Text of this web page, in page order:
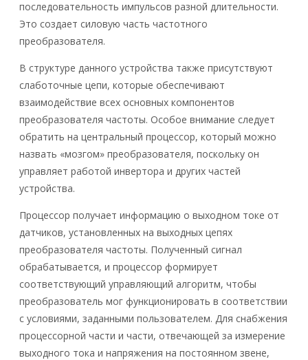
последовательность импульсов разной длительности.
Это создает силовую часть частотного
преобразователя.
В структуре данного устройства также присутствуют
слаботочные цепи, которые обеспечивают
взаимодействие всех основных компонентов
преобразователя частоты. Особое внимание следует
обратить на центральный процессор, который можно
назвать «мозгом» преобразователя, поскольку он
управляет работой инвертора и других частей
устройства.
Процессор получает информацию о выходном токе от
датчиков, установленных на выходных цепях
преобразователя частоты. Полученный сигнал
обрабатывается, и процессор формирует
соответствующий управляющий алгоритм, чтобы
преобразователь мог функционировать в соответствии
с условиями, заданными пользователем. Для снабжения
процессорной части и части, отвечающей за измерение
выходного тока и напряжения на постоянном звене,